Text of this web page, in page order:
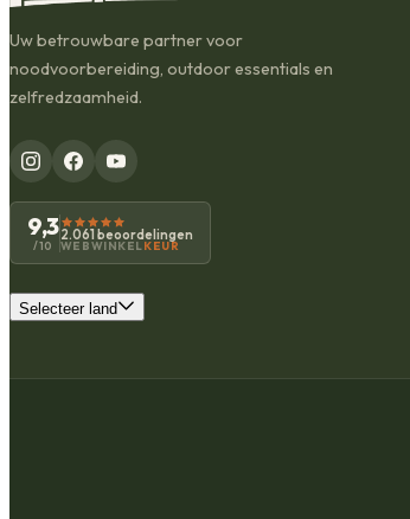
Uw betrouwbare partner voor
noodvoorbereiding, outdoor essentials en
zelfredzaamheid.
9,3
/10
2.061 beoordelingen
WEBWINKEL KEUR
Selecteer land